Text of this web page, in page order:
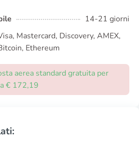
14-21 giorni
Mastercard, Discovery, AMEX,
Ethereum
aerea standard gratuita per
€ 172,19